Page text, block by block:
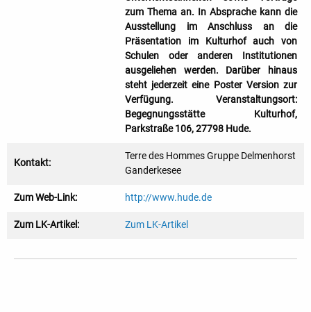
zum Thema an. In Absprache kann die
Ausstellung im Anschluss an die
Präsentation im Kulturhof auch von
Schulen oder anderen Institutionen
ausgeliehen werden. Darüber hinaus
steht jederzeit eine Poster Version zur
Verfügung. Veranstaltungsort:
Begegnungsstätte Kulturhof,
Parkstraße 106, 27798 Hude.
Kontakt:
Terre des Hommes Gruppe Delmenhorst
Ganderkesee
Zum Web-Link: http://www.hude.de
Zum LK-Artikel: Zum LK-Artikel